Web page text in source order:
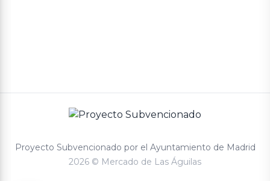
Proyecto Subvencionado por el Ayuntamiento de Madrid
2026 © Mercado de Las Águilas